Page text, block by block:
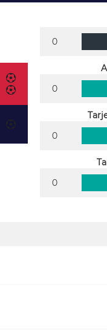
0
0
0
0